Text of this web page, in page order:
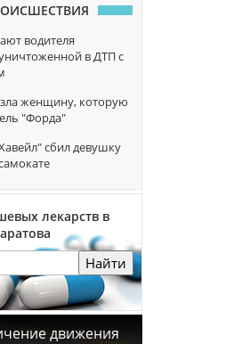
водителя
в ДТП с
женщину, которую
"Форда"
сбил девушку
лекарств в
Найти
движения